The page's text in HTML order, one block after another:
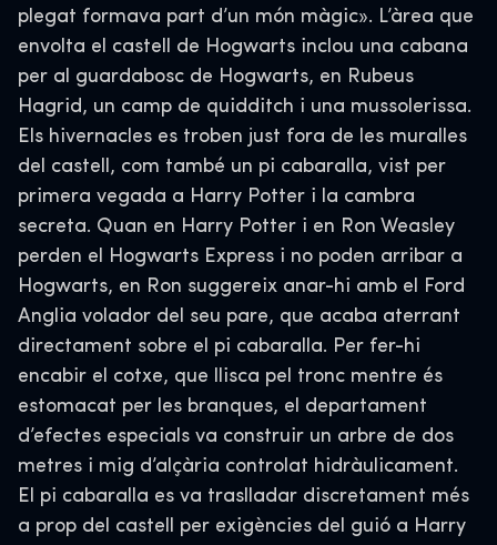
plegat formava part d’un món màgic». L’àrea que
envolta el castell de Hogwarts inclou una cabana
per al guardabosc de Hogwarts, en Rubeus
Hagrid, un camp de quidditch i una mussolerissa.
Els hivernacles es troben just fora de les muralles
del castell, com també un pi cabaralla, vist per
primera vegada a Harry Potter i la cambra
secreta. Quan en Harry Potter i en Ron Weasley
perden el Hogwarts Express i no poden arribar a
Hogwarts, en Ron suggereix anar-hi amb el Ford
Anglia volador del seu pare, que acaba aterrant
directament sobre el pi cabaralla. Per fer-hi
encabir el cotxe, que llisca pel tronc mentre és
estomacat per les branques, el departament
d’efectes especials va construir un arbre de dos
metres i mig d’alçària controlat hidràulicament.
El pi cabaralla es va traslladar discretament més
a prop del castell per exigències del guió a Harry